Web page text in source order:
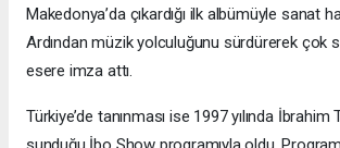
Makedonya’da çıkardığı ilk albümüyle sanat
Ardından müzik yolculuğunu sürdürerek çok
esere imza attı.
Türkiye’de tanınması ise 1997 yılında İbrahim